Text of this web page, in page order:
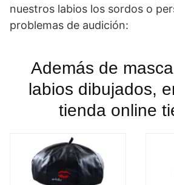
nuestros labios los sordos o
problemas de audición:
Además de
labios dibujados,
tienda online